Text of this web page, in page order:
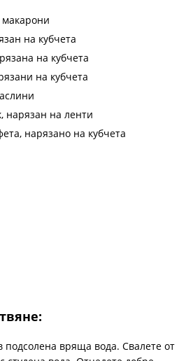
на кубчета
на кубчета
на кубчета
нарязан на ленти
нарязано на кубчета
подсолена вряща вода. Свалете от